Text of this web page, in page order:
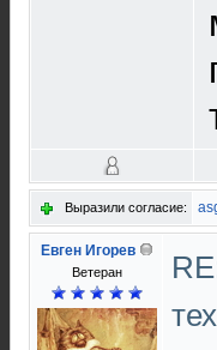
Выразили согласие:
Евген Игорев
Ветеран